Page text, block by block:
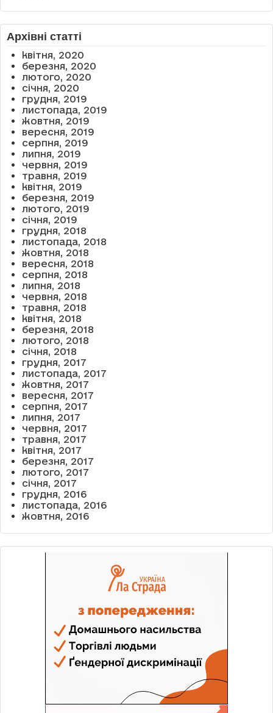
Архівні статті
квітня, 2020
березня, 2020
лютого, 2020
січня, 2020
грудня, 2019
листопада, 2019
жовтня, 2019
вересня, 2019
серпня, 2019
липня, 2019
червня, 2019
травня, 2019
квітня, 2019
березня, 2019
лютого, 2019
січня, 2019
грудня, 2018
листопада, 2018
жовтня, 2018
вересня, 2018
серпня, 2018
липня, 2018
червня, 2018
травня, 2018
квітня, 2018
березня, 2018
лютого, 2018
січня, 2018
грудня, 2017
листопада, 2017
жовтня, 2017
вересня, 2017
серпня, 2017
липня, 2017
червня, 2017
травня, 2017
квітня, 2017
березня, 2017
лютого, 2017
січня, 2017
грудня, 2016
листопада, 2016
жовтня, 2016